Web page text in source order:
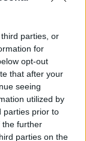
parties, or
for
opt-out
that after your
seeing
utilized by
parties prior to
the further
parties on the
más
su mejor